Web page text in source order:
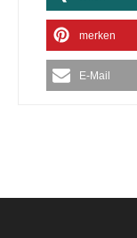
merken
E-Mail